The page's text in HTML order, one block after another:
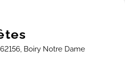
Boiry Notre Dame